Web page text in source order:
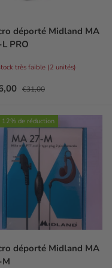
déporté Midland MA
PRO
très faible (2 unités)
soldéPrix habituel
€31,00
12% de réduction
déporté Midland MA